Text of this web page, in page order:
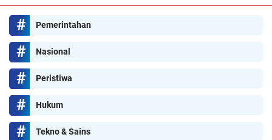
Pemerintahan
Nasional
Peristiwa
Hukum
Tekno & Sains